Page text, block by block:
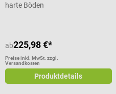
harte Böden
ab225,98 €*
Preise inkl. MwSt. zzgl.
Versandkosten
Produktdetails